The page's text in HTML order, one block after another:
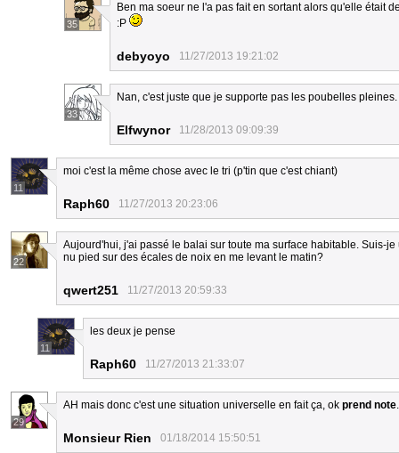
35
Ben ma soeur ne l'a pas fait en sortant alors qu'elle était
:P
debyoyo 11/27/2013 19:21:02
33
Nan, c'est juste que je supporte pas les poubelles pleines.
Elfwynor 11/28/2013 09:09:39
11
moi c'est la même chose avec le tri (p'tin que c'est chiant)
Raph60 11/27/2013 20:23:06
22
Aujourd'hui, j'ai passé le balai sur toute ma surface habitable. Suis-
nu pied sur des écales de noix en me levant le matin?
qwert251 11/27/2013 20:59:33
11
les deux je pense
Raph60 11/27/2013 21:33:07
29
AH mais donc c'est une situation universelle en fait ça, ok prend note.
Monsieur Rien 01/18/2014 15:50:51